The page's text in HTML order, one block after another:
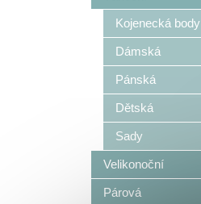
Kojenecká body
Dámská
Pánská
Dětská
Sady
Velikonoční
Párová